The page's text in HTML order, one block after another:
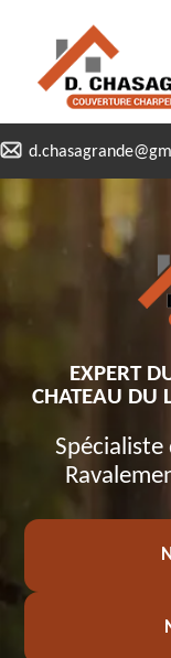
EXPERT
CHATEAU DU